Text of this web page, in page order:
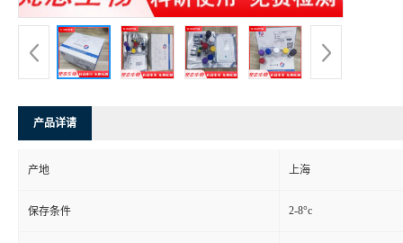
产品详请
产地 上海
保存条件 2-8°c